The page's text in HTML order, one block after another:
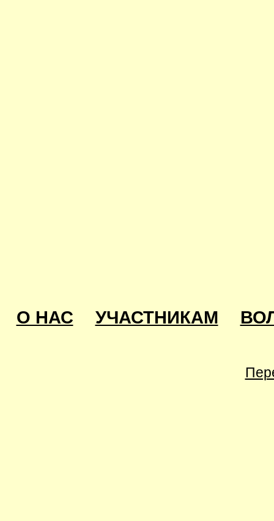
О НАС УЧАСТНИКАМ